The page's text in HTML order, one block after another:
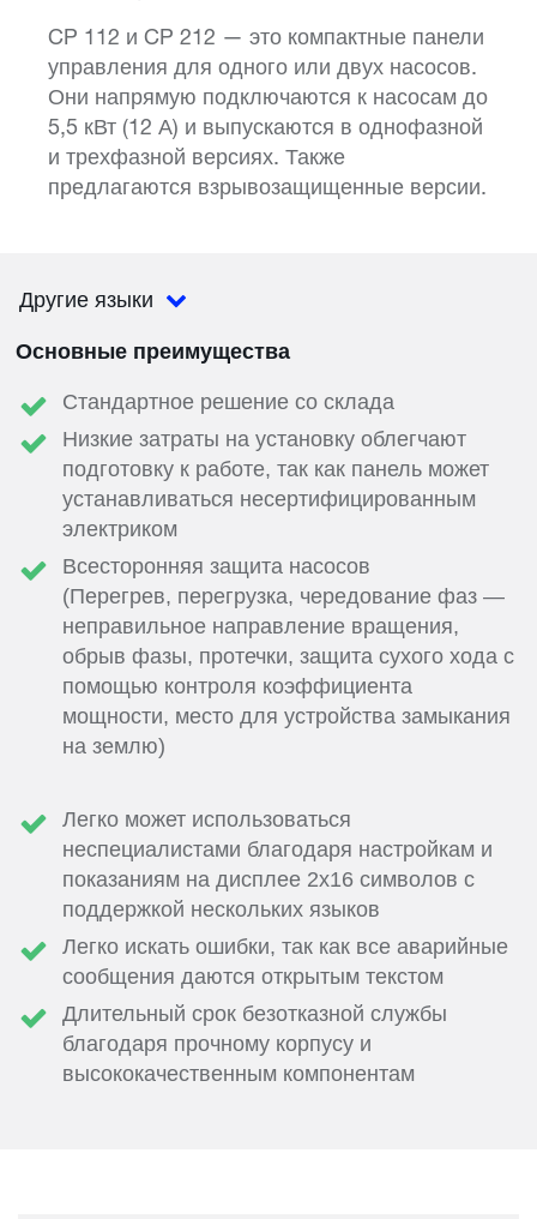
CP 112 и CP 212 — это компактные панели
управления для одного или двух насосов.
Они напрямую подключаются к насосам до
5,5 кВт (12 А) и выпускаются в однофазной
и трехфазной версиях. Также
предлагаются взрывозащищенные версии.
Другие языки
Основные преимущества
Стандартное решение со склада
Низкие затраты на установку облегчают
подготовку к работе, так как панель может
устанавливаться несертифицированным
электриком
Всесторонняя защита насосов
(Перегрев, перегрузка, чередование фаз —
неправильное направление вращения,
обрыв фазы, протечки, защита сухого хода с
помощью контроля коэффициента
мощности, место для устройства замыкания
на землю)
Легко может использоваться
неспециалистами благодаря настройкам и
показаниям на дисплее 2x16 символов с
поддержкой нескольких языков
Легко искать ошибки, так как все аварийные
сообщения даются открытым текстом
Длительный срок безотказной службы
благодаря прочному корпусу и
высококачественным компонентам